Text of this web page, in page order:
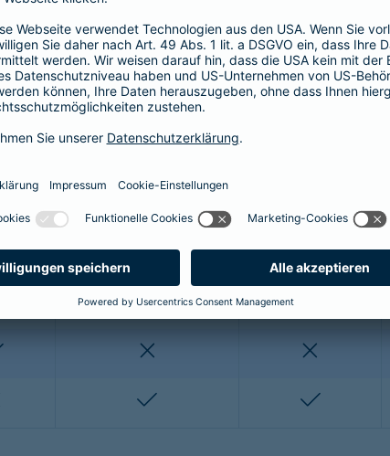
nicht enthalten nicht enthalten enthalten
nicht enthalten nicht enthalten enthalten
enthalten enthalten
enthalten enthalten enthalten
nicht enthalten nicht enthalten
enthalten
enthalten